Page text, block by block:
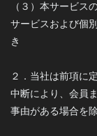
（３）本サービス
サービスおよび個
き
２．当社は前項に
中断により、会員
事由がある場合を